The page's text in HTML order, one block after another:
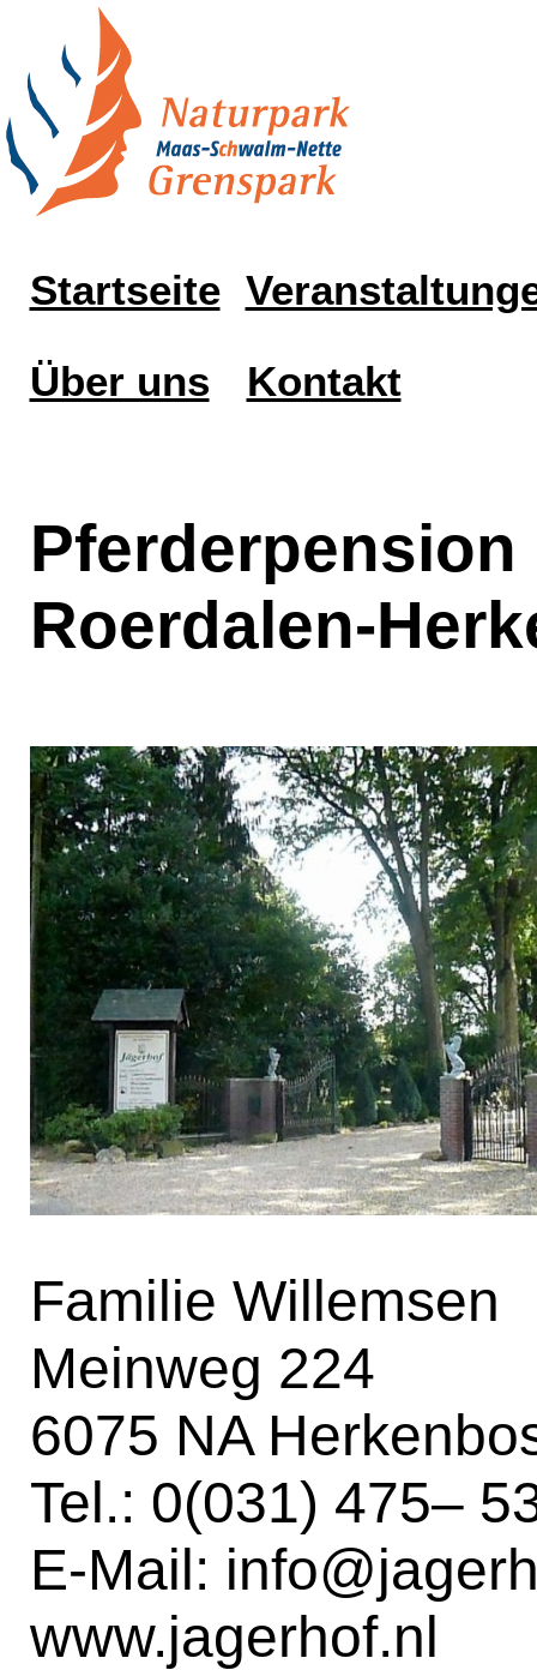
Startseite
Über uns
Kontakt
Roerdalen-
Familie Willemsen
Meinweg 224
6075 NA
Tel.: 0(031) 475–
E-Mail:
www.jagerhof.nl